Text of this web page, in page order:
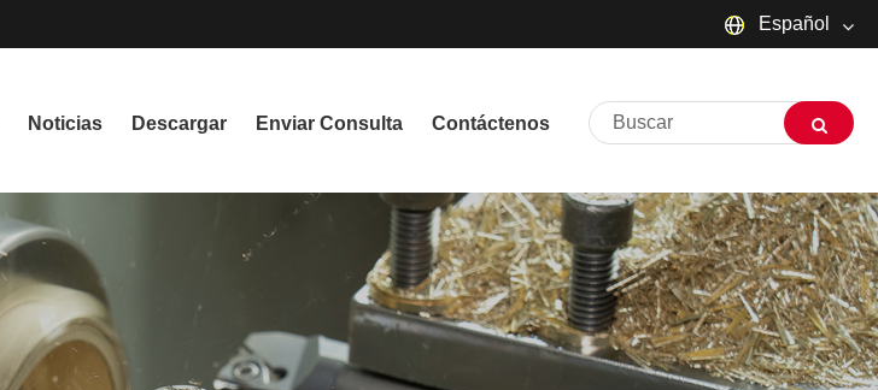
Español
Français
Español
العربية
Noticias Descargar Enviar Consulta Contáctenos